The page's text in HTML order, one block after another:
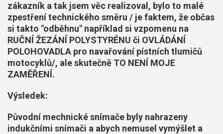
zákazník a tak jsem věc realizoval, bylo to malé
zpestření technického směru / je faktem, že občas
si takto "odběhnu" například si vzpomenu na
RUČNÍ ŽEZÁNÍ POLYSTYRÉNU či OVLÁDÁNÍ
POLOHOVADLA pro navařování pístních tlumičů
motocyklů/, ale skutečně TO NENÍ MOJE
ZAMĚŘENÍ.
Výsledek:
Původní mechnické snímače byly nahrazeny
indukčními snímači a abych nemusel vymýšlet a